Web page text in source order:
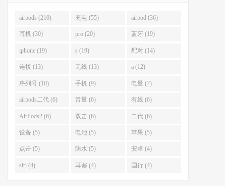
airpods (210) 充电 (55) airpod (36)
耳机 (30) pro (20) 蓝牙 (19)
iphone (19) s (19) 配对 (14)
连接 (13) 无线 (13) a (12)
序列号 (10) 手机 (9) 电量 (7)
airpods二代 (6) 音量 (6) 有线 (6)
AirPods2 (6) 双击 (6) 二代 (6)
设备 (5) 电池 (5) 苹果 (5)
点击 (5) 防水 (5) 安卓 (4)
siri (4) 耳塞 (4) 国行 (4)